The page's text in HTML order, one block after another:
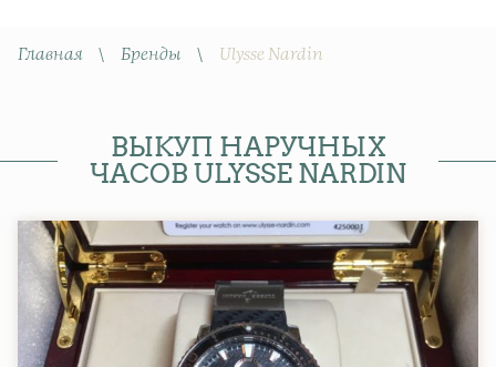
Главная \ Бренды \ Ulysse Nardin
ВЫКУП НАРУЧНЫХ
ЧАСОВ ULYSSE NARDIN